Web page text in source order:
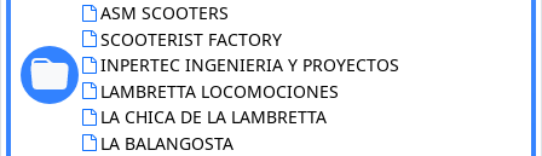
ASM SCOOTERS
SCOOTERIST FACTORY
INPERTEC INGENIERIA Y PROYECTOS
LAMBRETTA LOCOMOCIONES
LA CHICA DE LA LAMBRETTA
LA BALANGOSTA